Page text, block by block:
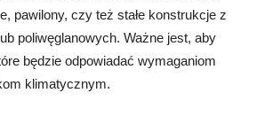
pawilony, czy też stałe konstrukcje z
poliwęglanowych. Ważne jest, aby
będzie odpowiadać wymaganiom
klimatycznym.